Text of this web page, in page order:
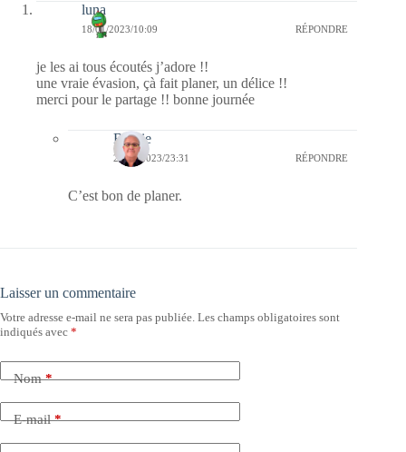
luna
18/01/2023/10:09 RÉPONDRE
je les ai tous écoutés j’adore !!
une vraie évasion, çà fait planer, un délice !!
merci pour le partage !! bonne journée
Bernie
21/01/2023/23:31 RÉPONDRE
C’est bon de planer.
Laisser un commentaire
Votre adresse e-mail ne sera pas publiée. Les champs obligatoires sont
indiqués avec *
Nom*
E-mail*